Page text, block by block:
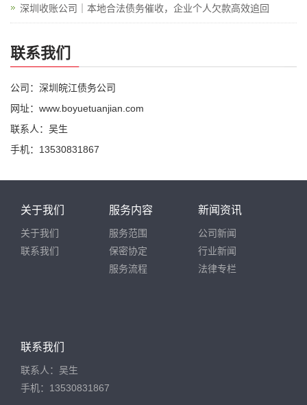
深圳收账公司｜本地合法债务催收，企业个人欠款高效追回
联系我们
公司：深圳皖江债务公司
网址：www.boyuetuanjian.com
联系人：吴生
手机：13530831867
关于我们
关于我们
联系我们
服务内容
服务范围
保密协定
服务流程
新闻资讯
公司新闻
行业新闻
法律专栏
联系我们
联系人：吴生
手机：13530831867